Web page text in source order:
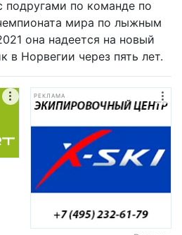
подругами по команде по
мира по лыжным
она надеется на новый
в Норвегии через пять лет.
РЕКЛАМА